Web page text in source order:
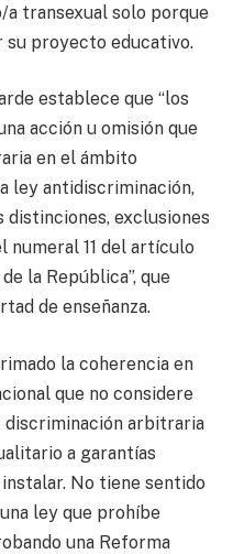
transexual solo porque
proyecto educativo.
establece que “los
acción u omisión que
en el ámbito
ley antidiscriminación,
distinciones, exclusiones
numeral 11 del artículo
la República”, que
de enseñanza.
la coherencia en
que no considere
discriminación arbitraria
a garantías
No tiene sentido
ley que prohíbe
una Reforma